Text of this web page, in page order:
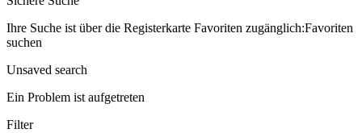
Ihre Suche ist über die Registerkarte Favoriten zugänglich:Favoriten
suchen
Unsaved search
Ein Problem ist aufgetreten
Filter